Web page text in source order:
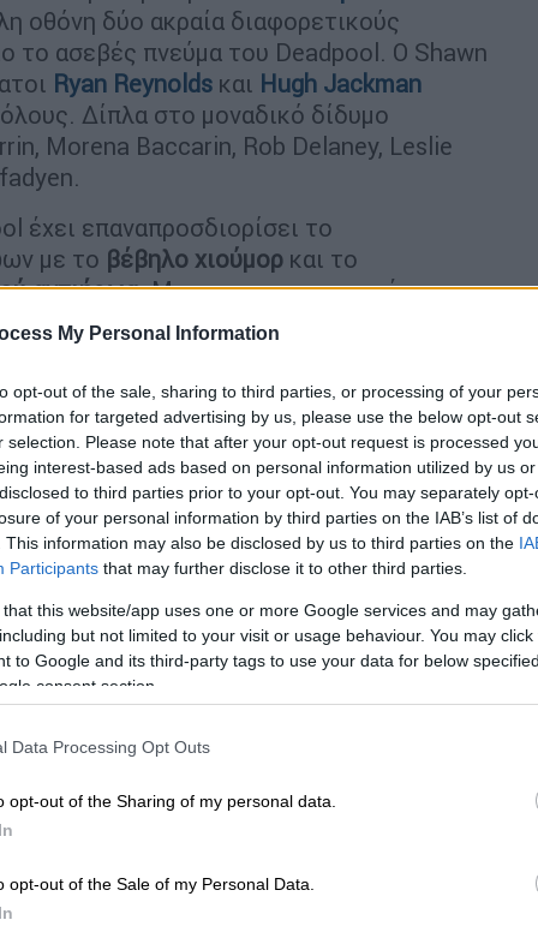
My Personal Information
opt-out of the sale, sharing to third parties, or processing of your
for targeted advertising by us, please use the below opt-out
selection. Please note that after your opt-out request is processed
interest-based ads based on personal information utilized by us
to third parties prior to your opt-out. You may separately
of your personal information by third parties on the IAB’s list of
This information may also be disclosed by us to third parties on the
Participants that may further disclose it to other third parties.
that this website/app uses one or more Google services and may
but not limited to your visit or usage behaviour. You may
to Google and its third-party tags to use your data for below
consent section.
Data Processing Opt Outs
opt-out of the Sharing of my personal data.
opt-out of the Sale of my Personal Data.
οθόνη δύο ακραία διαφορετικούς
το ασεβές πνεύμα του Deadpool. Ο Shawn
Ryan Reynolds και Hugh Jackman
Δίπλα στο μοναδικό δίδυμο
Morena Baccarin, Rob Delaney, Leslie
έχει επαναπροσδιορίσει το
με το βέβηλο χιούμορ και το
αντιήρωα. Με την αριστοτεχνική
ρόλο, ο Deadpool έχει κατακτήσει
Αντίστοιχα, χάρη στον
οι X-Men έχουν κυριαρχήσει στα
και εδραιώνοντας τον Jackman ως
γενιά.
την πολυαναμενόμενη συμπερίληψη
- μαζί με την αναπάντεχη,
Επιτέλους οι φαν θα δουν την ευχή τους
εμφανίζονται μαζί στη μεγάλη
στο ασεβές πνεύμα του Deadpool,
αφηγήσεις μέσα στο διευρυμένο τοπίο
πώς και πώς να δει το κοινό την
να φέρουμε κοντά τον Deadpool και τον
λέει ο Feige, που είναι ένας από τους
ότι οι θιασώτες το λαχταρούσαν και
ο Ryan Reynolds και ο Hugh Jackman- θα
Είναι έτοιμο το MCU για
Εντελώς».